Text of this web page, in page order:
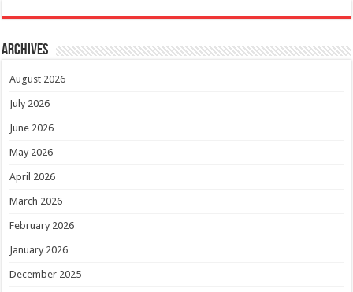
Archives
August 2026
July 2026
June 2026
May 2026
April 2026
March 2026
February 2026
January 2026
December 2025